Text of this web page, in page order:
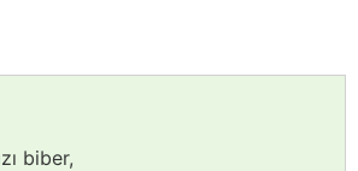
biber,